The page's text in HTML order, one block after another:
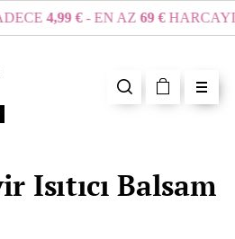
4,99 €- EN AZ69 €HARCAYIN
Isıtıcı Balsam